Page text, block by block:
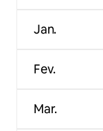
Jan.
Fev.
Mar.